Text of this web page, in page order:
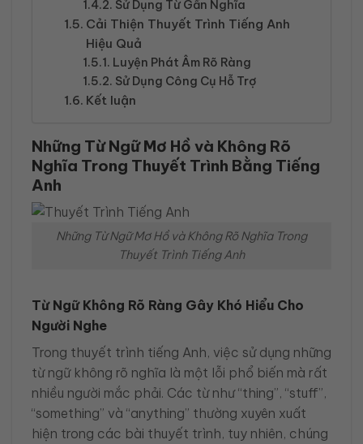
Sử Dụng Từ Gần Nghĩa
Cải Thiện Thuyết Trình Tiếng Anh
Hiệu Quả
Luyện Phát Âm Rõ Ràng
Sử Dụng Công Cụ Hỗ Trợ
Kết luận
Những Từ Ngữ Mơ Hồ và Không Rõ
Nghĩa Trong Thuyết Trình Bằng Tiếng
Anh
Những Từ Ngữ Mơ Hồ và Không Rõ Nghĩa Trong
Thuyết Trình Tiếng Anh
Từ Ngữ Không Rõ Ràng Gây Khó Hiểu Cho
Người Nghe
Trong thuyết trình tiếng Anh, việc sử dụng những
từ ngữ không rõ nghĩa là một lỗi phổ biến mà rất
nhiều người mắc phải. Các từ như “thing”, “stuff”,
“something” và “anything” thường xuyên xuất
hiện trong các bài thuyết trình, tuy nhiên, chúng